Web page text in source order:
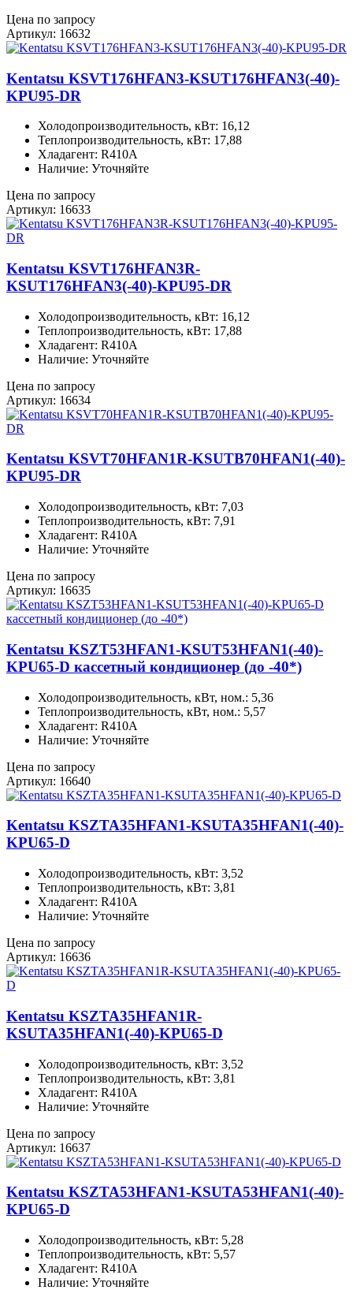
Цена по запросу
Артикул: 16632
Kentatsu KSVT176HFAN3-KSUT176HFAN3(-40)-
KPU95-DR
Холодопроизводительность, кВт: 16,12
Теплопроизводительность, кВт: 17,88
Хладагент: R410A
Наличие: Уточняйте
Цена по запросу
Артикул: 16633
Kentatsu KSVT176HFAN3R-
KSUT176HFAN3(-40)-KPU95-DR
Холодопроизводительность, кВт: 16,12
Теплопроизводительность, кВт: 17,88
Хладагент: R410A
Наличие: Уточняйте
Цена по запросу
Артикул: 16634
Kentatsu KSVT70HFAN1R-KSUTB70HFAN1(-40)-
KPU95-DR
Холодопроизводительность, кВт: 7,03
Теплопроизводительность, кВт: 7,91
Хладагент: R410A
Наличие: Уточняйте
Цена по запросу
Артикул: 16635
Kentatsu KSZT53HFAN1-KSUT53HFAN1(-40)-
KPU65-D кассетный кондиционер (до -40*)
Холодопроизводительность, кВт, ном.: 5,36
Теплопроизводительность, кВт, ном.: 5,57
Хладагент: R410A
Наличие: Уточняйте
Цена по запросу
Артикул: 16640
Kentatsu KSZTA35HFAN1-KSUTA35HFAN1(-40)-
KPU65-D
Холодопроизводительность, кВт: 3,52
Теплопроизводительность, кВт: 3,81
Хладагент: R410A
Наличие: Уточняйте
Цена по запросу
Артикул: 16636
Kentatsu KSZTA35HFAN1R-
KSUTA35HFAN1(-40)-KPU65-D
Холодопроизводительность, кВт: 3,52
Теплопроизводительность, кВт: 3,81
Хладагент: R410A
Наличие: Уточняйте
Цена по запросу
Артикул: 16637
Kentatsu KSZTA53HFAN1-KSUTA53HFAN1(-40)-
KPU65-D
Холодопроизводительность, кВт: 5,28
Теплопроизводительность, кВт: 5,57
Хладагент: R410A
Наличие: Уточняйте